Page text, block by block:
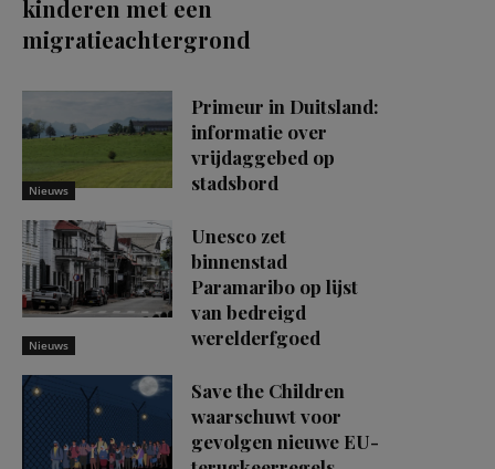
kinderen met een
migratieachtergrond
Nieuws
Primeur in Duitsland:
informatie over
vrijdaggebed op
stadsbord
Nieuws
Unesco zet
binnenstad
Paramaribo op lijst
van bedreigd
werelderfgoed
Save the Children
waarschuwt voor
gevolgen nieuwe EU-